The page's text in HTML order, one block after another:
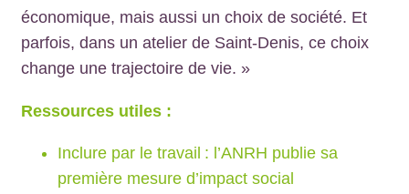
économique, mais aussi un choix de société. Et
parfois, dans un atelier de Saint-Denis, ce choix
change une trajectoire de vie. »
Ressources utiles :
Inclure par le travail : l’ANRH publie sa
première mesure d’impact social